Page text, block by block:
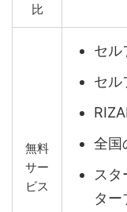
比
無料
サー
ビス
セル
セル
全国
ス
ター